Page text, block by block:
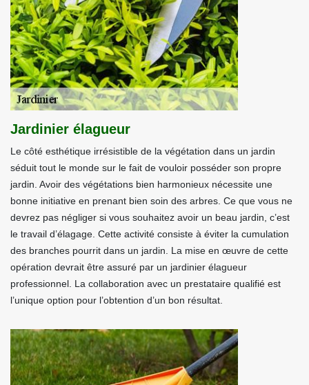
Jardinier élagueur
Le côté esthétique irrésistible de la végétation dans un jardin
séduit tout le monde sur le fait de vouloir posséder son propre
jardin. Avoir des végétations bien harmonieux nécessite une
bonne initiative en prenant bien soin des arbres. Ce que vous ne
devrez pas négliger si vous souhaitez avoir un beau jardin, c’est
le travail d’élagage. Cette activité consiste à éviter la cumulation
des branches pourrit dans un jardin. La mise en œuvre de cette
opération devrait être assuré par un jardinier élagueur
professionnel. La collaboration avec un prestataire qualifié est
l’unique option pour l’obtention d’un bon résultat.